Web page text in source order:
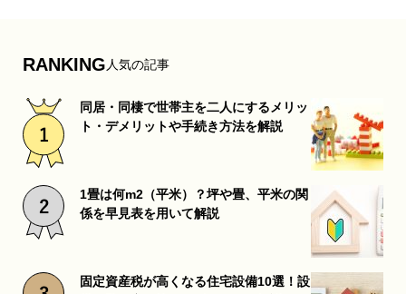
RANKING 人気の記事
同居・同棲で世帯主を二人にするメリッ
ト・デメリットや手続き方法を解説
1畳は何m2（平米）？坪や畳、平米の関
係を早見表を用いて解説
固定資産税が高くなる住宅設備10選！設